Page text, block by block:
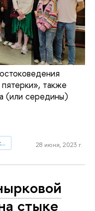
также
(или середины)
Научно-образовательная секция исследований Китая
28 июня, 2023 г.
стыке